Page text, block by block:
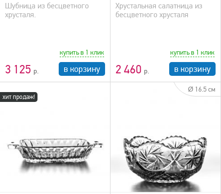
Шубница из бесцветного
хрусталя.
3 125
купить в 1 клик
в корзину
Хрустальная салатница из
бесцветного хрусталя
2 460
купить в 1 клик
в корзину
хит продаж!
Ø 16.5 см